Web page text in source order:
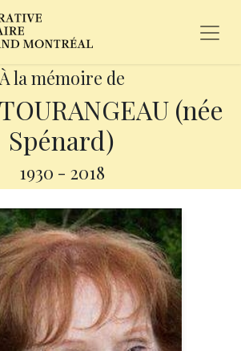
À la mémoire de
(née
Spénard)
1930 - 2018